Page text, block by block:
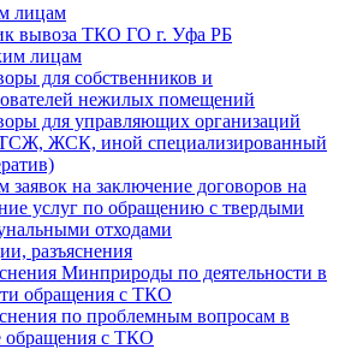
лицам
вывоза ТКО ГО г. Уфа РБ
лицам
для собственников и
нежилых помещений
для управляющих организаций
ЖСК, иной специализированный
заявок на заключение договоров на
услуг по обращению с твердыми
отходами
разъяснения
Минприроды по деятельности в
обращения с ТКО
по проблемным вопросам в
обращения с ТКО